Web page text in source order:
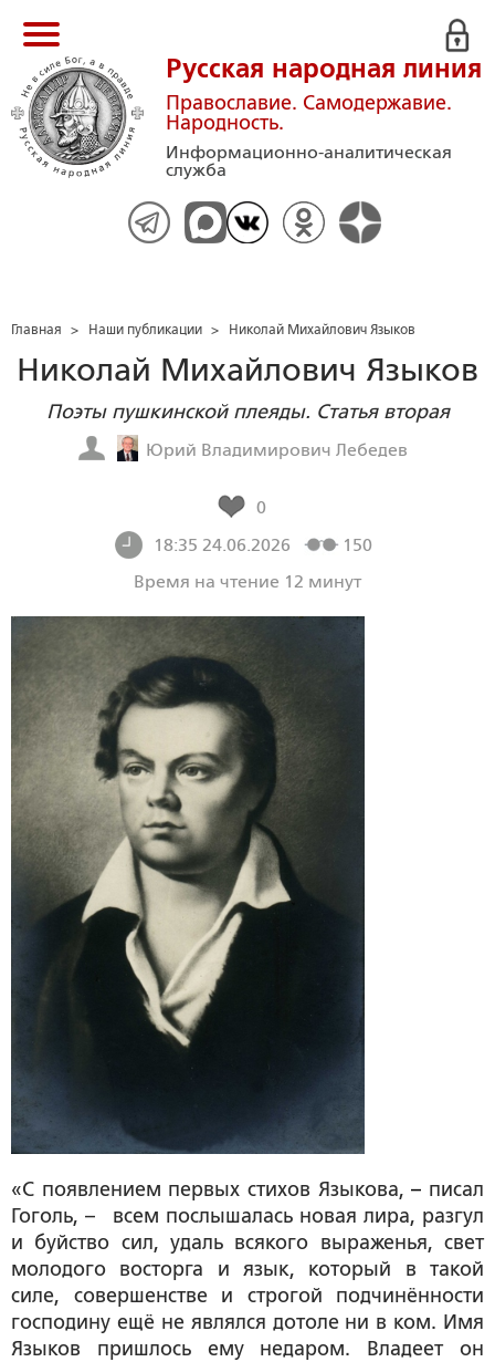
Русская народная линия
Православие. Самодержавие.
Народность.
Информационно-аналитическая
служба
Главная > Наши публикации > Николай Михайлович Языков
Николай Михайлович Языков
Поэты пушкинской плеяды. Статья вторая
Юрий Владимирович Лебедев
0
18:35 24.06.2026
150
Время на чтение 12 минут
«С появлением первых стихов Языкова,– писал
Гоголь, – всем послышалась новая лира, разгул
и буйство сил, удаль всякого выраженья, свет
молодого восторга и язык, который в такой
силе, совершенстве и строгой подчинённости
господину ещё не являлся дотоле ни в ком. Имя
Языков пришлось ему недаром. Владеет он